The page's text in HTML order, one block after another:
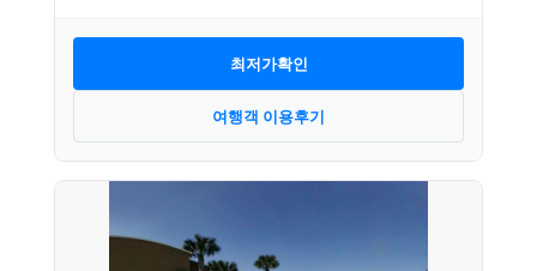
최저가확인
여행객 이용후기